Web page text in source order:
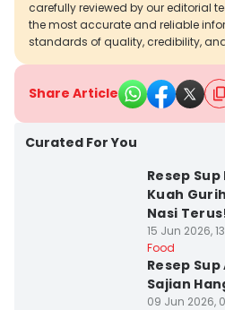
carefully reviewed by our editorial
the most accurate and reliable
standards of quality, credibility,
Share Article
Curated For You
Resep
Kuah
Nasi
15 Jun 2026,
Food
Resep
Sajian
09 Jun 2026,